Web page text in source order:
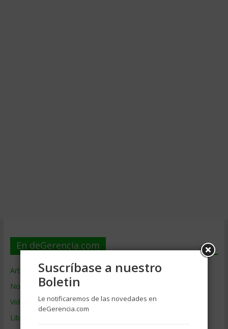
En deGerencia.com
Artículos de Gerencia
Noticias de Gerencia
Videos de Gerencia
Libros de Gerencia
Suscríbase a nuestro
Boletin
Le notificaremos de las novedades en
deGerencia.com